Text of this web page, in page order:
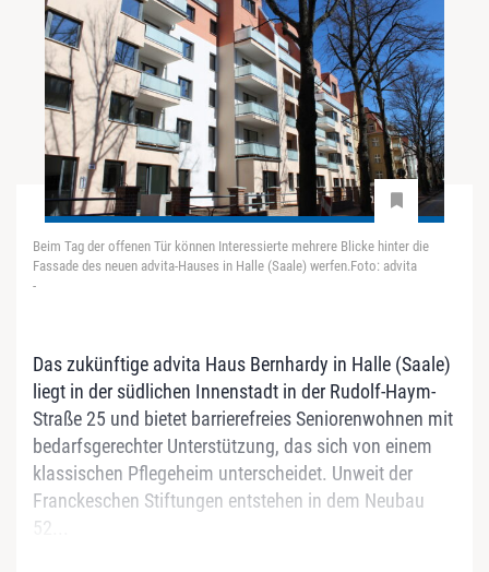
Beim Tag der offenen Tür können Interessierte mehrere Blicke hinter die
Fassade des neuen advita-Hauses in Halle (Saale) werfen.Foto: advita
-
Das zukünftige advita Haus Bernhardy in Halle (Saale)
liegt in der südlichen Innenstadt in der Rudolf-Haym-
Straße 25 und bietet barrierefreies Seniorenwohnen mit
bedarfsgerechter Unterstützung, das sich von einem
klassischen Pflegeheim unterscheidet. Unweit der
Franckeschen Stiftungen entstehen in dem Neubau
52...